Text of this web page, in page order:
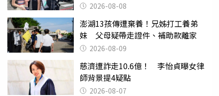
2026-08-08
澎湖13孩傳遭棄養！兄姊打工養弟
妹 父母疑帶走證件、補助款離家
2026-08-09
慈濟遭詐走10.6億！ 李怡貞曝女律
師背景提4疑點
2026-08-07